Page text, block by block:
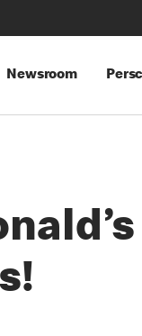
Newsroom